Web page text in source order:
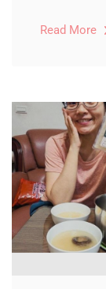
Read More